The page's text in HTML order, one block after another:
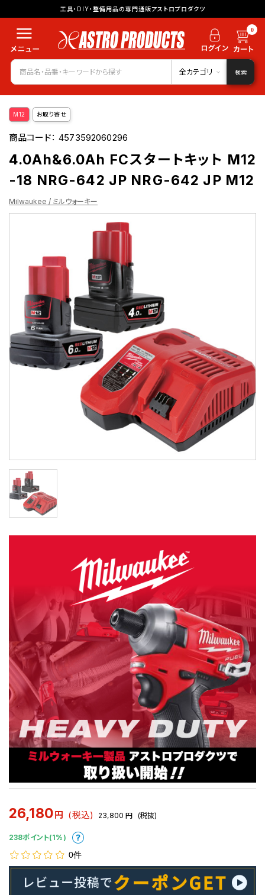
工具・DIY・整備用品の専門通販アストロプロダクツ
0
全カテゴリ 検索
M12 お取り寄せ
商品コード：4573592060296
4.0Ah&6.0Ah FCスタートキット M12
-18 NRG-642 JP NRG-642 JP M12
Milwaukee / ミルウォーキー
26,180 円 (税込) 23,800 円 (税抜)
238ポイント(1%)
0件